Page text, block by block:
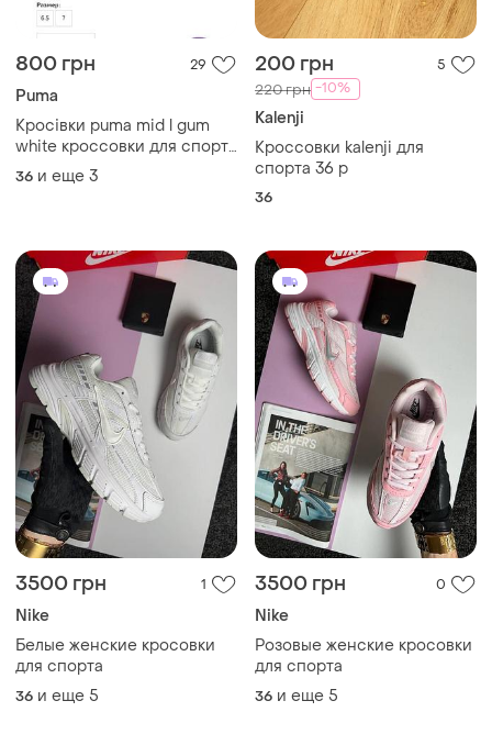
800 грн 29
Puma
Кросівки puma mid l gum
white кроссовки для спорту
бігу атлетики спорт залу
36 и еще 3
200 грн 5
220 грн -10%
Kalenji
Кроссовки kalenji для
спорта 36 р
36
3500 грн 1
Nike
Белые женские кросовки
для спорта
36 и еще 5
3500 грн 0
Nike
Розовые женские кросовки
для спорта
36 и еще 5